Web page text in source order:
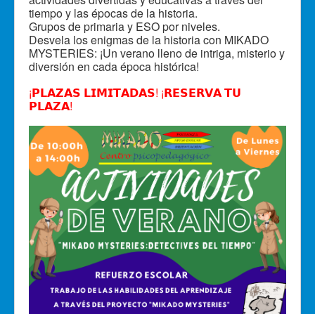
tiempo y las épocas de la historia.
Grupos de primaria y ESO por niveles.
Desvela los enigmas de la historia con MIKADO
MYSTERIES: ¡Un verano lleno de intriga, misterio y
diversión en cada época histórica!
¡𝗣𝗟𝗔𝗭𝗔𝗦 𝗟𝗜𝗠𝗜𝗧𝗔𝗗𝗔𝗦! ¡𝗥𝗘𝗦𝗘𝗥𝗩𝗔 𝗧𝗨
𝗣𝗟𝗔𝗭𝗔!